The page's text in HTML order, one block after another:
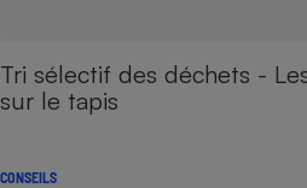
Tri sélectif des déchets -
sur le tapis
CONSEILS